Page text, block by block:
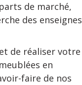
de marché,
des enseignes
de réaliser votre
en
faire de nos